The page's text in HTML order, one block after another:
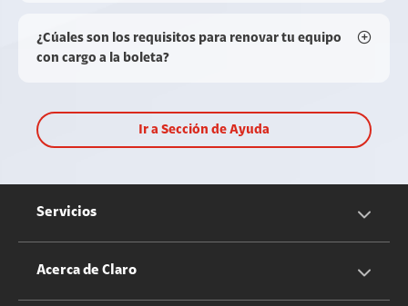
¿Cúales son los requisitos para renovar tu equipo
con cargo a la boleta?
Ir a Sección de Ayuda
Servicios
Servicios Móviles
Acerca de Claro